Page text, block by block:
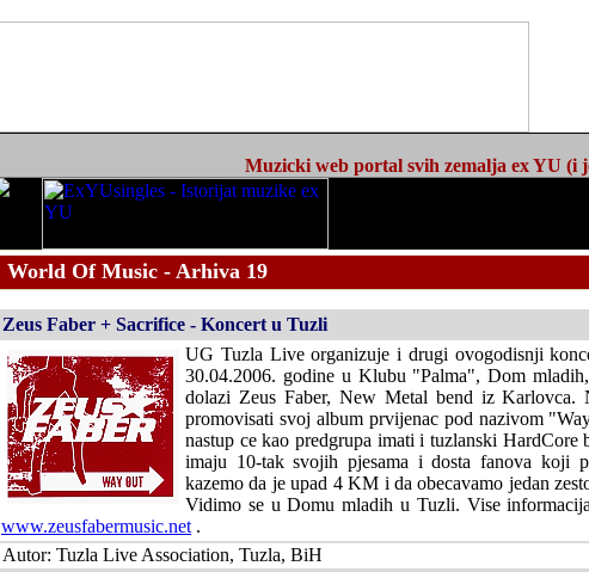
Muzicki web portal svih zemalja ex YU (i
World Of Music - Arhiva 19
Zeus Faber + Sacrifice - Koncert u Tuzli
UG Tuzla Live organizuje i drugi ovogodisnji
30.04.2006. godine u Klubu "Palma", Dom
dolazi Zeus Faber, New Metal bend iz
promovisati svoj album prvijenac pod nazivom
nastup ce kao predgrupa imati i tuzlanski
imaju 10-tak svojih pjesama i dosta fanova koji
kazemo da je upad 4 KM i da obecavamo jedan
Vidimo se u Domu mladih u Tuzli. Vise
www.zeusfabermusic.net .
Autor: Tuzla Live Association, Tuzla, BiH